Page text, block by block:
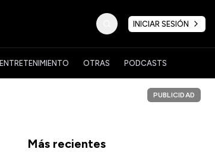
INICIAR SESIÓN
ENTRETENIMIENTO OTRAS PODCASTS
PUBLICIDAD
Más recientes